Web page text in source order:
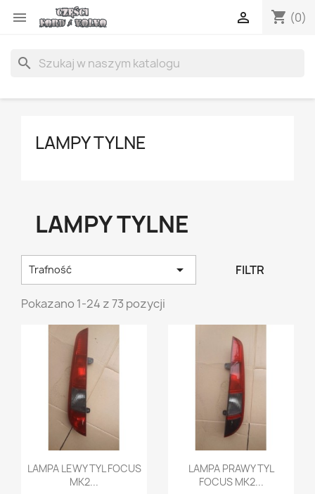
 shopping_cart (0)

search
LAMPY TYLNE
LAMPY TYLNE
Trafność  FILTR
Pokazano 1-24 z 73 pozycji
Szybki podgląd
LAMPA LEWY TYL FOCUS
MK2...
Szybki podgląd
LAMPA PRAWY TYL
FOCUS MK2...